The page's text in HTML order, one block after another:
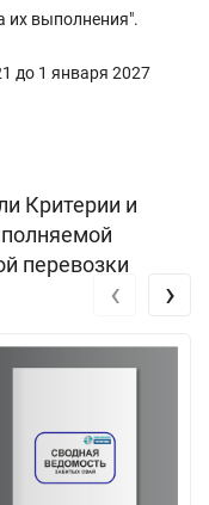
их выполнения".
до 1 января 2027
Критерии и
перевозки
‹ ›